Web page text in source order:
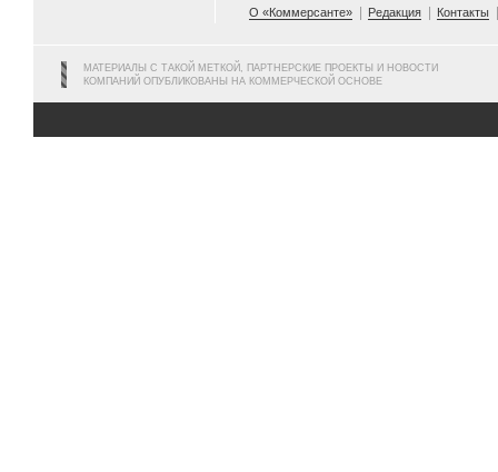
О «Коммерсанте»
Редакция Контакты
МАТЕРИАЛЫ С ТАКОЙ МЕТКОЙ, ПАРТНЕРСКИЕ ПРОЕКТЫ И НОВОСТИ
КОМПАНИЙ ОПУБЛИКОВАНЫ НА КОММЕРЧЕСКОЙ ОСНОВЕ